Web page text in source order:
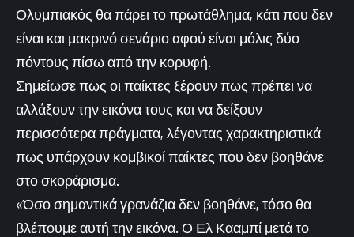
Ολυμπιακός θα πάρει το πρωτάθλημα, κάτι που δεν
είναι και μακρινό σενάριο αφού είναι μόλις δύο
πόντους πίσω από την κορυφή.
Σημείωσε πως οι παίκτες ξέρουν πως πρέπει να
αλλάξουν την εικόνα τους και να δείξουν
περισσότερα πράγματα, λέγοντας χαρακτηριστικά
πως υπάρχουν κομβικοί παίκτες που δεν βοηθάνε
στο σκοράρισμα.
«Όσο σημαντικά γρανάζια δεν βοηθάνε, τόσο θα
βλέπουμε αυτή την εικόνα. Ο Ελ Κααμπί μετά το